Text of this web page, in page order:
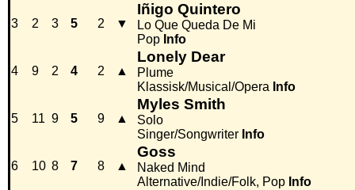
3 2 3 5 2 ▼
Iñigo Quintero
Lo Que Queda De Mi
Pop Info
4 9 2 4 2 ▲
Lonely Dear
Plume
Klassisk/Musical/Opera Info
5 11 9 5 9 ▲
Myles Smith
Solo
Singer/Songwriter Info
6 10 8 7 8 ▲
Goss
Naked Mind
Alternative/Indie/Folk, Pop Info